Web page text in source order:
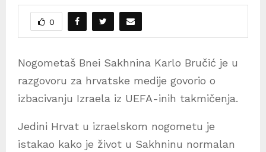
0
Nogometaš Bnei Sakhnina Karlo Bručić je u
razgovoru za hrvatske medije govorio o
izbacivanju Izraela iz UEFA-inih takmičenja.
Jedini Hrvat u izraelskom nogometu je
istakao kako je život u Sakhninu normalan